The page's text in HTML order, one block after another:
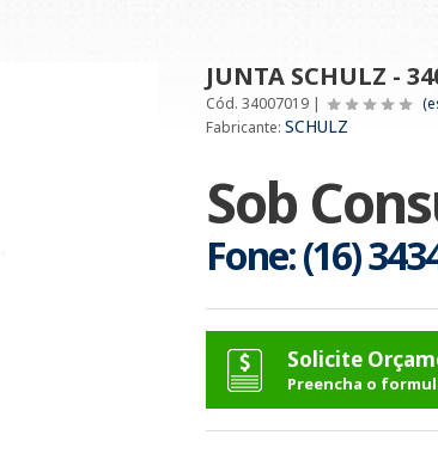
JUNTA SCHULZ -
Cód. 34007019 |
Fabricante: SCHULZ
Sob
Fone: (16)
Solicite
Preencha o